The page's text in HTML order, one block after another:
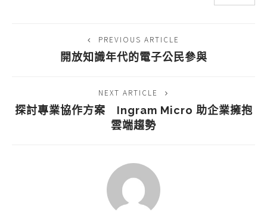
PREVIOUS ARTICLE
開放知識年代的電子公民參與
NEXT ARTICLE
探討專業協作方案 Ingram Micro 助企業擁抱
雲端趨勢